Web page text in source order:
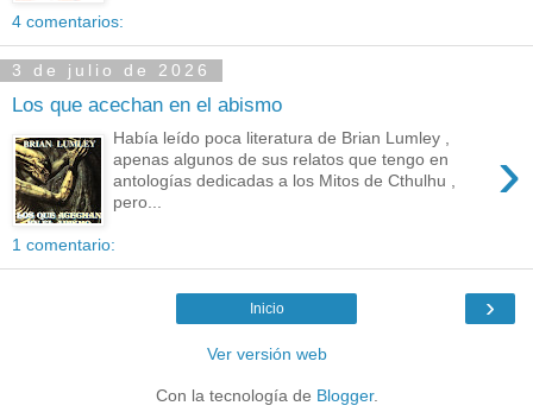
4 comentarios:
3 de julio de 2026
Los que acechan en el abismo
›
Había leído poca literatura de Brian Lumley ,
apenas algunos de sus relatos que tengo en
antologías dedicadas a los Mitos de Cthulhu ,
pero...
1 comentario:
›
Inicio
Ver versión web
Con la tecnología de Blogger.